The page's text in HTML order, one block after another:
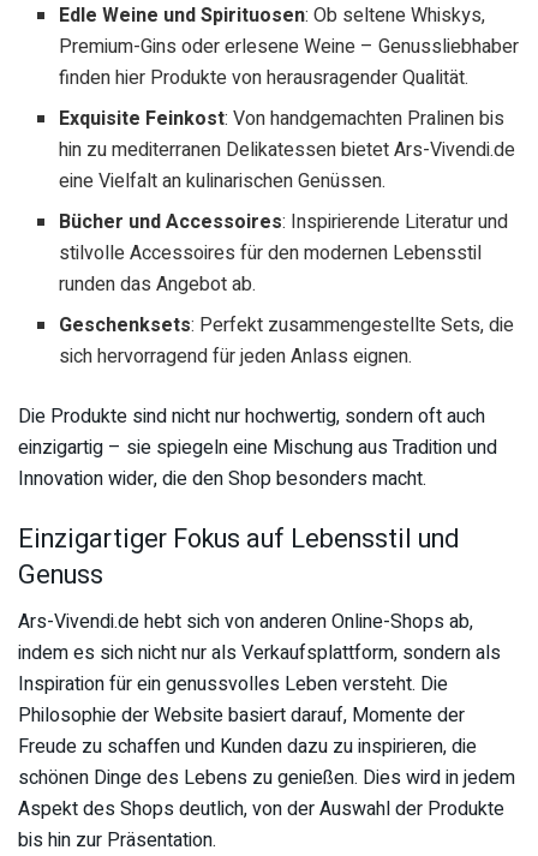
Edle Weine und Spirituosen: Ob seltene Whiskys,
Premium-Gins oder erlesene Weine – Genussliebhaber
finden hier Produkte von herausragender Qualität.
Exquisite Feinkost: Von handgemachten Pralinen bis
hin zu mediterranen Delikatessen bietet Ars-Vivendi.de
eine Vielfalt an kulinarischen Genüssen.
Bücher und Accessoires: Inspirierende Literatur und
stilvolle Accessoires für den modernen Lebensstil
runden das Angebot ab.
Geschenksets: Perfekt zusammengestellte Sets, die
sich hervorragend für jeden Anlass eignen.
Die Produkte sind nicht nur hochwertig, sondern oft auch
einzigartig – sie spiegeln eine Mischung aus Tradition und
Innovation wider, die den Shop besonders macht.
Einzigartiger Fokus auf Lebensstil und
Genuss
Ars-Vivendi.de hebt sich von anderen Online-Shops ab,
indem es sich nicht nur als Verkaufsplattform, sondern als
Inspiration für ein genussvolles Leben versteht. Die
Philosophie der Website basiert darauf, Momente der
Freude zu schaffen und Kunden dazu zu inspirieren, die
schönen Dinge des Lebens zu genießen. Dies wird in jedem
Aspekt des Shops deutlich, von der Auswahl der Produkte
bis hin zur Präsentation.